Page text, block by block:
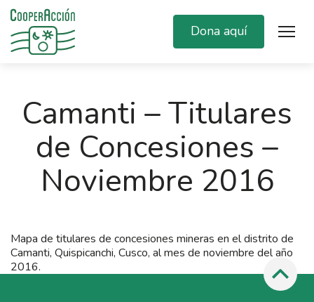
Dona aquí
Camanti – Titulares
de Concesiones –
Noviembre 2016
Mapa de titulares de concesiones mineras en el distrito de
Camanti, Quispicanchi, Cusco, al mes de noviembre del año
2016.